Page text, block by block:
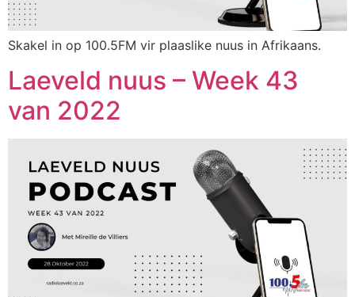
Skakel in op 100.5FM vir plaaslike nuus in Afrikaans.
Laeveld nuus – Week 43
van 2022